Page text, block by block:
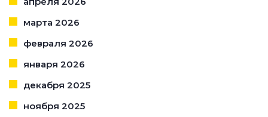
марта 2026
февраля 2026
января 2026
декабря 2025
ноября 2025